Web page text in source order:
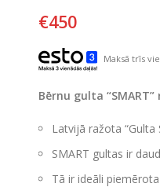
€450
Maksā trīs
Bērnu gulta
Latvijā ražota
SMART gultas ir
Tā ir ideāli